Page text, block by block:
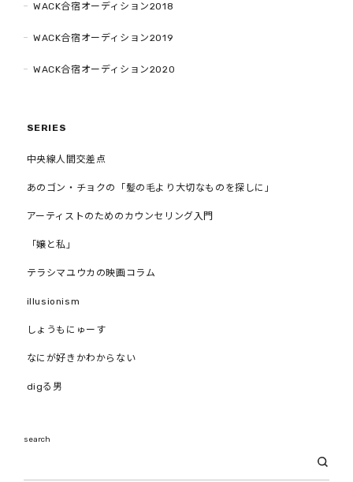
WACK合宿オーディション2018
WACK合宿オーディション2019
WACK合宿オーディション2020
SERIES
中央線人間交差点
あのゴン・チョクの「髪の毛より大切なものを探しに」
アーティストのためのカウンセリング入門
「嬢と私」
テラシマユウカの映画コラム
illusionism
しょうもにゅーす
なにが好きかわからない
digる男
search